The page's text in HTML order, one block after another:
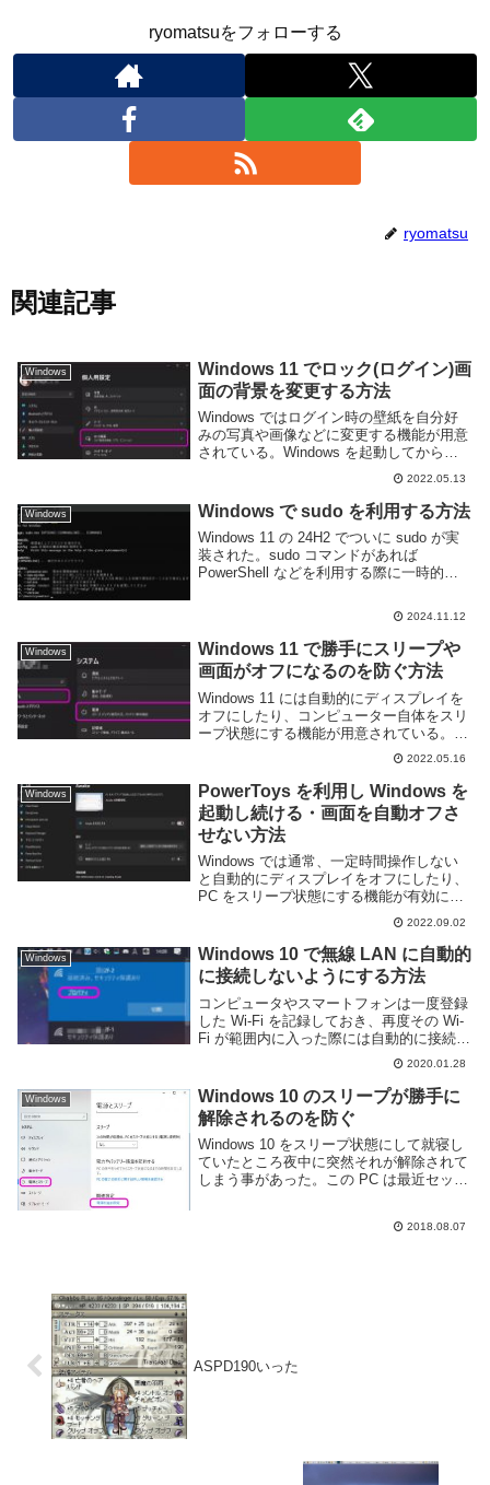
ryomatsuをフォローする
ryomatsu
関連記事
Windows
Windows 11 でロック(ログイン)画
面の背景を変更する方法
Windows ではログイン時の壁紙を自分好
みの写真や画像などに変更する機能が用意
されている。Windows を起動してからロ
グインするまでのわずかな間だが、自分好
みの壁紙にしたほうがやる気が出る。この
ページでは Windows 11 でロ...
2022.05.13
Windows Windows で sudo を利用する方法
Windows 11 の 24H2 でついに sudo が実
装された。sudo コマンドがあれば
PowerShell などを利用する際に一時的に
2024.11.12
Windows
Windows 11 で勝手にスリープや
画面がオフになるのを防ぐ方法
Windows 11 には自動的にディスプレイを
オフにしたり、コンピューター自体をスリ
ープ状態にする機能が用意されている。電
気代やノートPCであればバッテリーの節
約に繋がるため便利な機能ではあるが、場
合によっては勝手に消えると困る事もあ
る。...
2022.05.16
Windows
PowerToys を利用し Windows を
起動し続ける・画面を自動オフさ
せない方法
Windows では通常、一定時間操作しない
と自動的にディスプレイをオフにしたり、
PC をスリープ状態にする機能が有効にな
っている。これは電気代の節約となる便利
な機能ではあるが、場合によっては PC を
つけっぱなしにしておきたい事もある。
電...
2022.09.02
Windows
Windows 10 で無線 LAN に自動的
に接続しないようにする方法
コンピュータやスマートフォンは一度登録
した Wi-Fi を記録しておき、再度その Wi-
Fi が範囲内に入った際には自動的に接続す
る機能が用意されている。しかし、電波が
不安定であったり速度の遅い Wi-Fi にまで
自動的に接続されてしまうと...
2020.01.28
Windows
Windows 10 のスリープが勝手に
解除されるのを防ぐ
Windows 10 をスリープ状態にして就寝し
ていたところ夜中に突然それが解除されて
しまう事があった。この PC は最近セット
り忘れていた。この記事では...
2018.08.07
ASPD190いった